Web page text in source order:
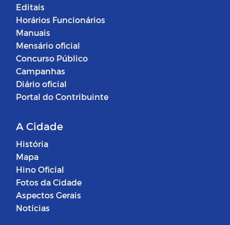
Editais
Horários Funcionários
Manuais
Mensário oficial
Concurso Público
Campanhas
Diário oficial
Portal do Contribuinte
A Cidade
História
Mapa
Hino Oficial
Fotos da Cidade
Aspectos Gerais
Notícias